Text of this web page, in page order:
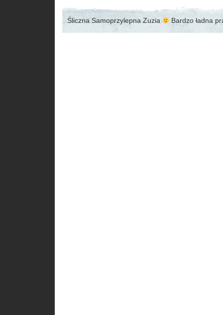
Śliczna Samoprzylepna Zuzia Bardzo ładna